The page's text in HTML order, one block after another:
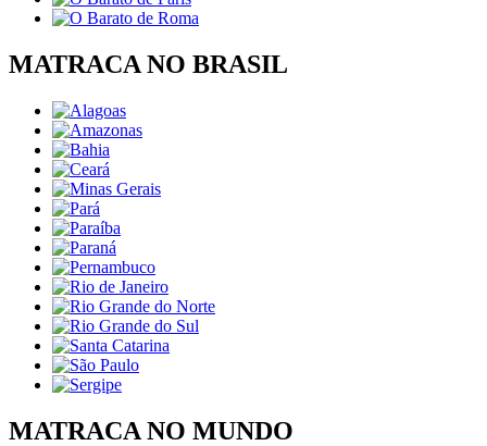
MATRACA NO BRASIL
MATRACA NO MUNDO